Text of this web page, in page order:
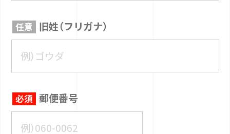
旧姓（フリガナ）
郵便番号